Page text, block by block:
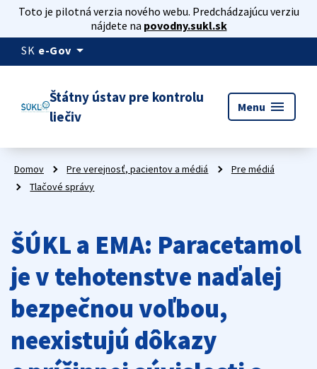
Toto je pilotná verzia nového webu. Predchádzajúcu verziu
nájdete na povodny.sukl.sk
SK e-Gov arrow_drop_down
Štátny ústav pre kontrolu
liečiv
Menu menu
Domov Pre verejnosť, pacientov a médiá
Pre médiá
Tlačové správy
ŠÚKL a EMA: Paracetamol
je v tehotenstve naďalej
bezpečnou voľbou,
neexistujú dôkazy